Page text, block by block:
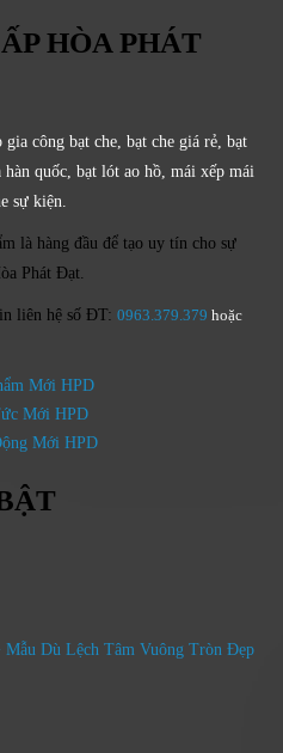
HÒA PHÁT
công bạt che, bạt che giá rẻ, bạt
quốc, bạt lót ao hồ, mái xếp mái
sự kiện.
là hàng đầu để tạo uy tín cho sự
Phát Đạt.
liên hệ số ĐT: 0963.379.379 hoặc
Mới HPD
Mới HPD
Mới HPD
Dù Lệch Tâm Vuông Tròn Đẹp